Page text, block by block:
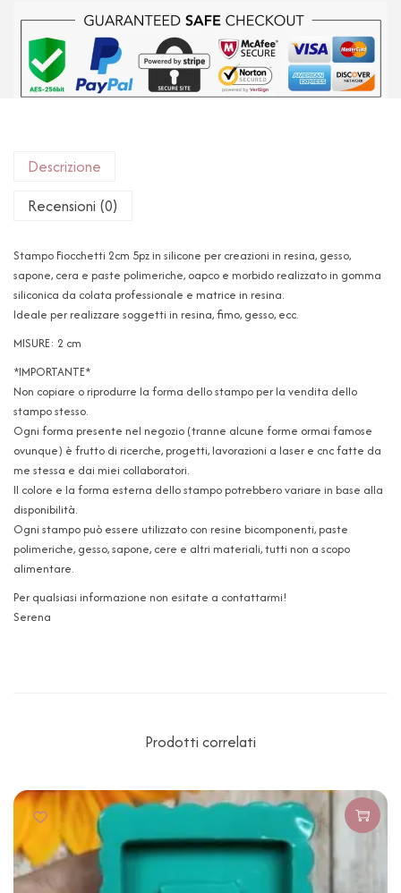
Descrizione
Recensioni (0)
Stampo Fiocchetti 2cm 5pz in silicone per creazioni in resina, gesso,
sapone, cera e paste polimeriche, oapco e morbido realizzato in gomma
siliconica da colata professionale e matrice in resina.
Ideale per realizzare soggetti in resina, fimo, gesso, ecc.
MISURE: 2 cm
*IMPORTANTE*
Non copiare o riprodurre la forma dello stampo per la vendita dello
stampo stesso.
Ogni forma presente nel negozio (tranne alcune forme ormai famose
ovunque) è frutto di ricerche, progetti, lavorazioni a laser e cnc fatte da
me stessa e dai miei collaboratori.
Il colore e la forma esterna dello stampo potrebbero variare in base alla
disponibilità.
Ogni stampo può essere utilizzato con resine bicomponenti, paste
polimeriche, gesso, sapone, cere e altri materiali, tutti non a scopo
alimentare.
Per qualsiasi informazione non esitate a contattarmi!
Serena
Prodotti correlati